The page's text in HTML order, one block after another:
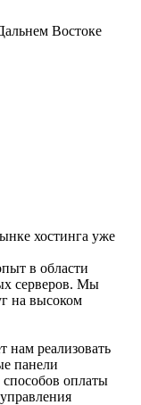
Востоке
хостинга уже
в области
серверов. Мы
на высоком
нам реализовать
панели
оплаты